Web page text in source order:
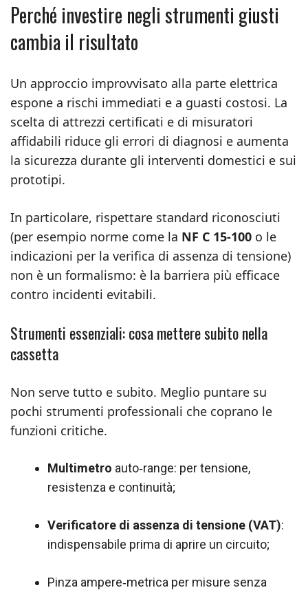
Perché investire negli strumenti giusti
cambia il risultato
Un approccio improvvisato alla parte elettrica
espone a rischi immediati e a guasti costosi. La
scelta di attrezzi certificati e di misuratori
affidabili riduce gli errori di diagnosi e aumenta
la sicurezza durante gli interventi domestici e sui
prototipi.
In particolare, rispettare standard riconosciuti
(per esempio norme come la NF C 15-100 o le
indicazioni per la verifica di assenza di tensione)
non è un formalismo: è la barriera più efficace
contro incidenti evitabili.
Strumenti essenziali: cosa mettere subito nella
cassetta
Non serve tutto e subito. Meglio puntare su
pochi strumenti professionali che coprano le
funzioni critiche.
Multimetro auto‑range: per tensione,
resistenza e continuità;
Verificatore di assenza di tensione (VAT):
indispensabile prima di aprire un circuito;
Pinza ampere‑metrica per misure senza